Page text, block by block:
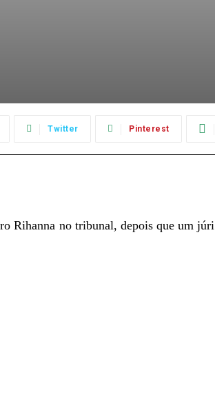
Twitter Pinterest
Rihanna no tribunal, depois que um júri